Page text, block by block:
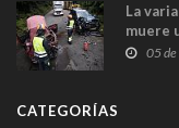
La
muere
frontal
05
CATEGORÍAS